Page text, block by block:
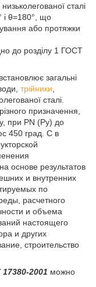
низьколегованої сталі
і θ=180°, що
або протяжки
до розділу 1 ГОСТ
загальні
трійники
сталі.
призначення,
при PN (Py) до
450 град. С в
основе результатов
и внутренних
по
расчетного
и объема
настоящего
и других
строительство
2001 можно